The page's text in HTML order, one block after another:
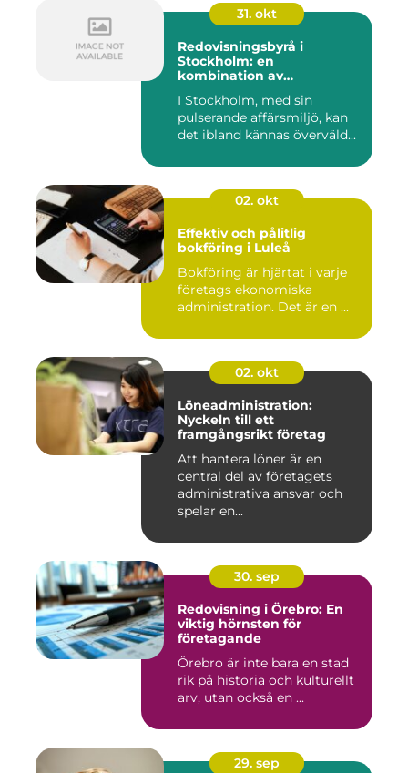
31. okt
Redovisningsbyrå i
Stockholm: en
kombination av
personlig service
I Stockholm, med sin
pulserande affärsmiljö, kan
det ibland kännas överväld...
02. okt
Effektiv och pålitlig
bokföring i Luleå
Bokföring är hjärtat i varje
företags ekonomiska
administration. Det är en ...
02. okt
Löneadministration:
Nyckeln till ett
framgångsrikt företag
Att hantera löner är en
central del av företagets
administrativa ansvar och
spelar en...
30. sep
Redovisning i Örebro: En
viktig hörnsten för
företagande
Örebro är inte bara en stad
rik på historia och kulturellt
arv, utan också en ...
29. sep